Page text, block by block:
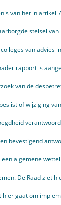
van het in artikel
stelsel
van advies
rapport is
van de
of wijziging
bevestigend
algemene
De Raad ziet
hier gaat om